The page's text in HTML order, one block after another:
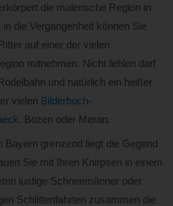
die malerische Region in
die Vergangenheit können Sie
auf einer der vielen
mitnehmen. Nicht fehlen darf
und natürlich ein heißer
vielen Bilderbuch-
, Bozen oder Meran.
Bayern grenzend liegt die Gegend
Sie mit Ihren Knirpsen in einem
lustige Schneemänner oder
Schlittenfahrten zusammen die